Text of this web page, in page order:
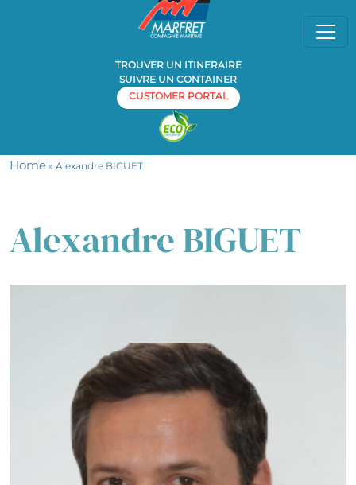
TROUVER UN ITINERAIRE
SUIVRE UN CONTAINER
CUSTOMER PORTAL
Home » Alexandre BIGUET
Alexandre BIGUET